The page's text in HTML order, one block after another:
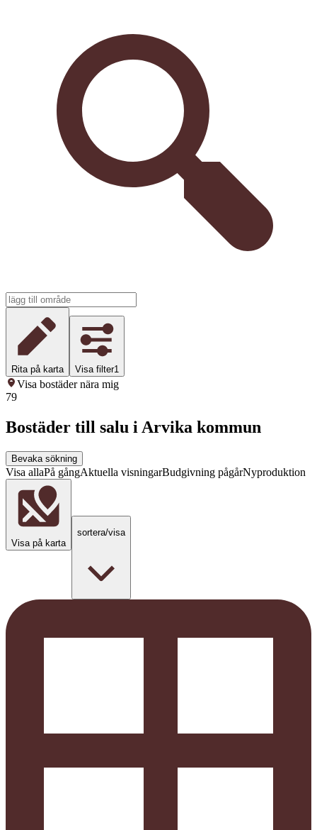
Rita på karta Visa filter1
Visa bostäder nära mig
79
Bostäder till salu i Arvika kommun
Bevaka sökning
Visa allaPå gångAktuella visningarBudgivning pågårNyproduktion
Visa på karta
sortera/visa